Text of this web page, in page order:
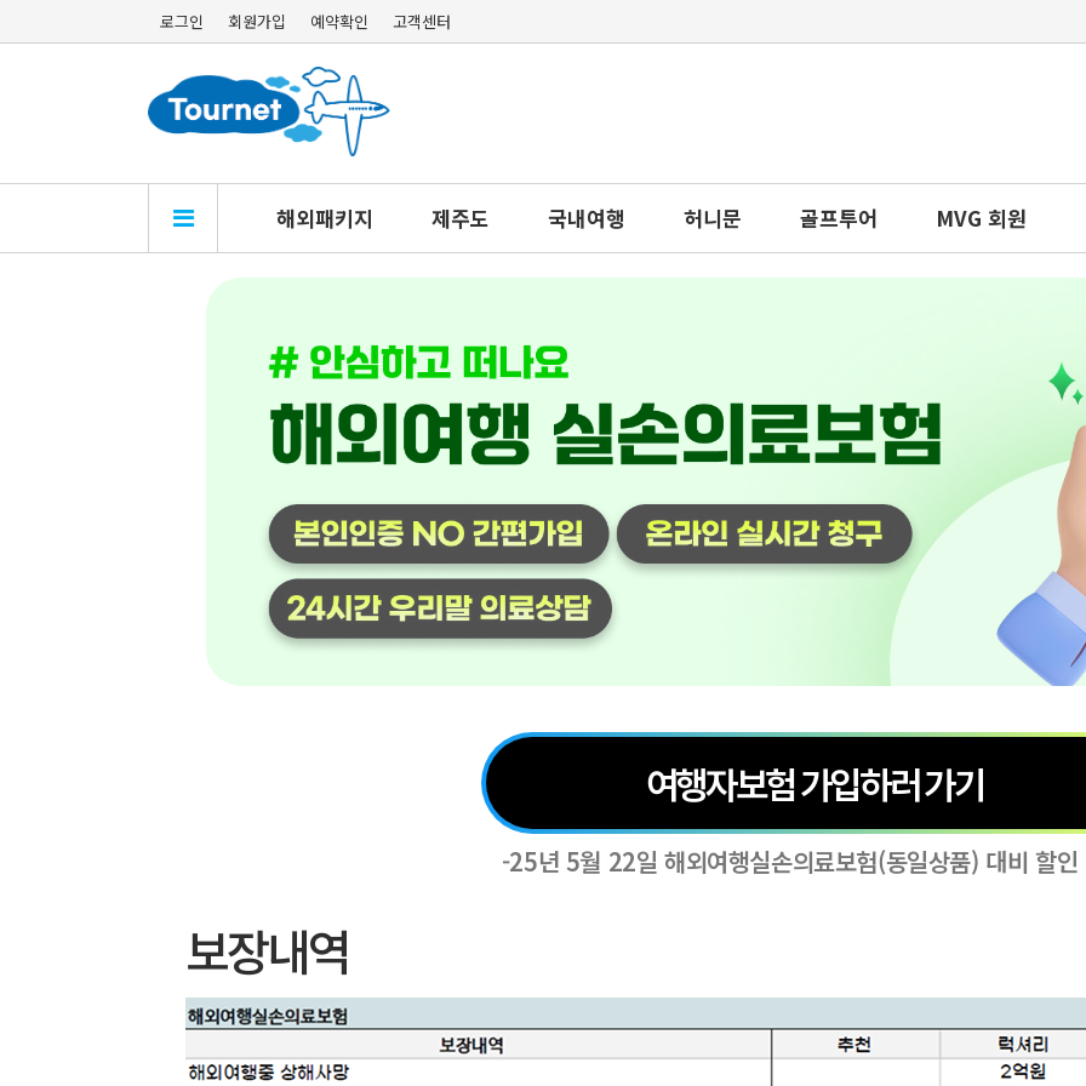
로그인 회원가입 예약확인 고객센터
해외패키지 제주도 국내여행 허니문 골프투어 MVG 회원
여행자보험 가입하러 가기
-25년 5월 22일 해외여행실손의료보험(동일상품) 대비 할인
보장내역